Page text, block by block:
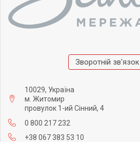
Зворотній зв'язок
10029, Україна
м. Житомир
провулок 1-ий Сінний, 4
0 800 217 232
+38 067 383 53 10